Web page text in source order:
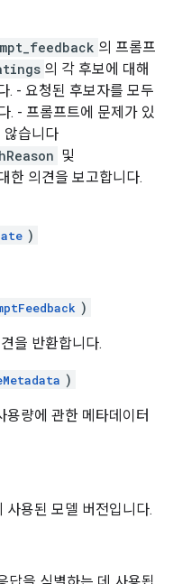
의 프롬프
의 각 후보에 대해
. - 요청된 후보자를 모두
. - 프롬프트에 문제가 있
않습니다
및
한 의견을 보고합니다.
)
)
을 반환합니다.
)
용량에 관한 메타데이터
사용된 모델 버전입니다.